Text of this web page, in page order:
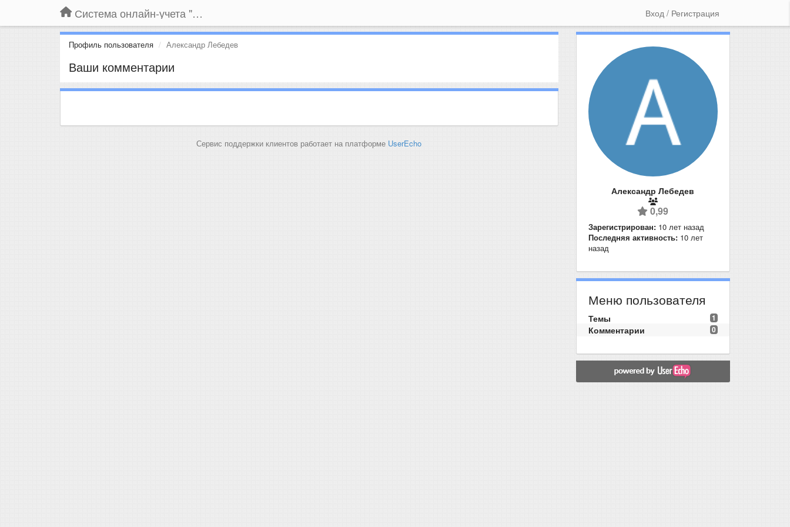
Система онлайн-учета "Большая Птица" Вход / Регистрация
Профиль пользователя Александр Лебедев
Ваши комментарии
Сервис поддержки клиентов работает на платформе UserEcho
Александр Лебедев
0,99
Зарегистрирован: 10 лет назад
Последняя активность: 10 лет
назад
Меню пользователя
1
Темы
0
Комментарии